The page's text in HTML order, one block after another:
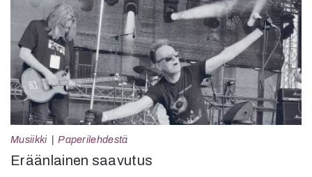
Musiikki Paperilehdestä
Eräänlainen saavutus